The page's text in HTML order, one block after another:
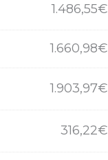
1.486,55€
1.660,98€
1.903,97€
316,22€